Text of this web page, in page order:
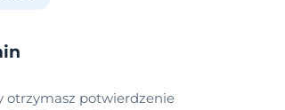
otrzymasz potwierdzenie